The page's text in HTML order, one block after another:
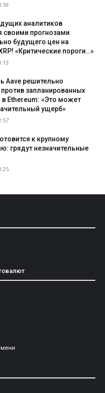
аналитиков
своими прогнозами
будущего цен на
«Критические пороги…»
Aave решительно
запланированных
в Ethereum: «Это может
ущерб»
к крупному
грядут незначительные